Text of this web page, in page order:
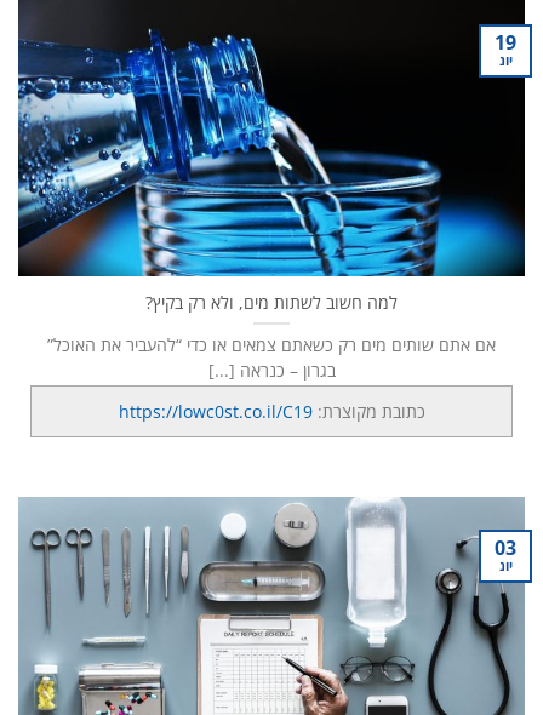
למה חשוב לשתות מים, ולא רק בקיץ?
אם אתם שותים מים רק כשאתם צמאים או כדי “להעביר את האוכל”
בגרון – כנראה [...]
כתובת מקוצרת:https://lowc0st.co.il/C19
19
יונ
03
יונ